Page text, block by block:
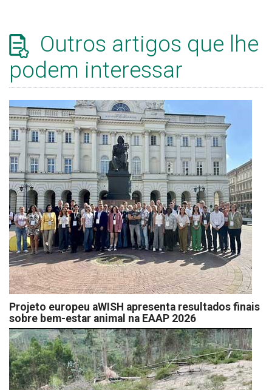
Outros artigos que lhe
podem interessar
Projeto europeu aWISH apresenta resultados finais
sobre bem-estar animal na EAAP 2026